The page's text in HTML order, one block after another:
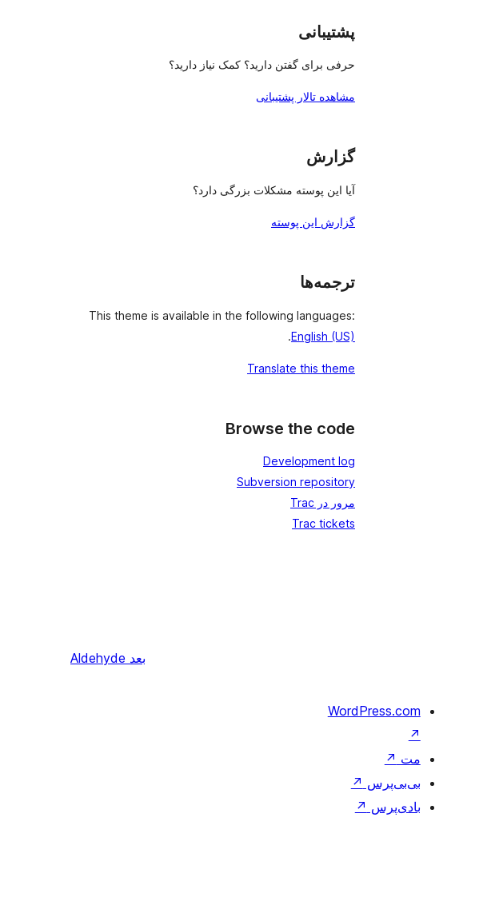
پشتیبانی
حرفی برای گفتن دارید؟ کمک نیاز دارید؟
مشاهده تالار پشتیبانی
گزارش
آیا این پوسته مشکلات بزرگی دارد؟
گزارش این پوسته
ترجمه‌ها
This theme is available in the following languages:
English (US)
.
Translate this theme
Browse the code
Development log
Subversion repository
مرور در Trac
Trac tickets
بعد Aldehyde
WordPress.com
↗
مت ↗
بی‌بی‌پرس ↗
بادی‌پرس ↗